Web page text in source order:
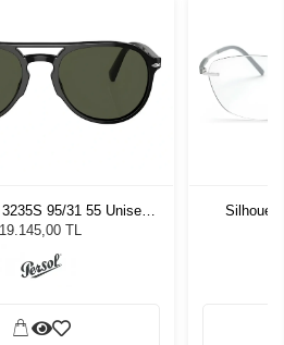
95/31 55 Unisex
Güneş Gözlüğü
19.145,00 TL